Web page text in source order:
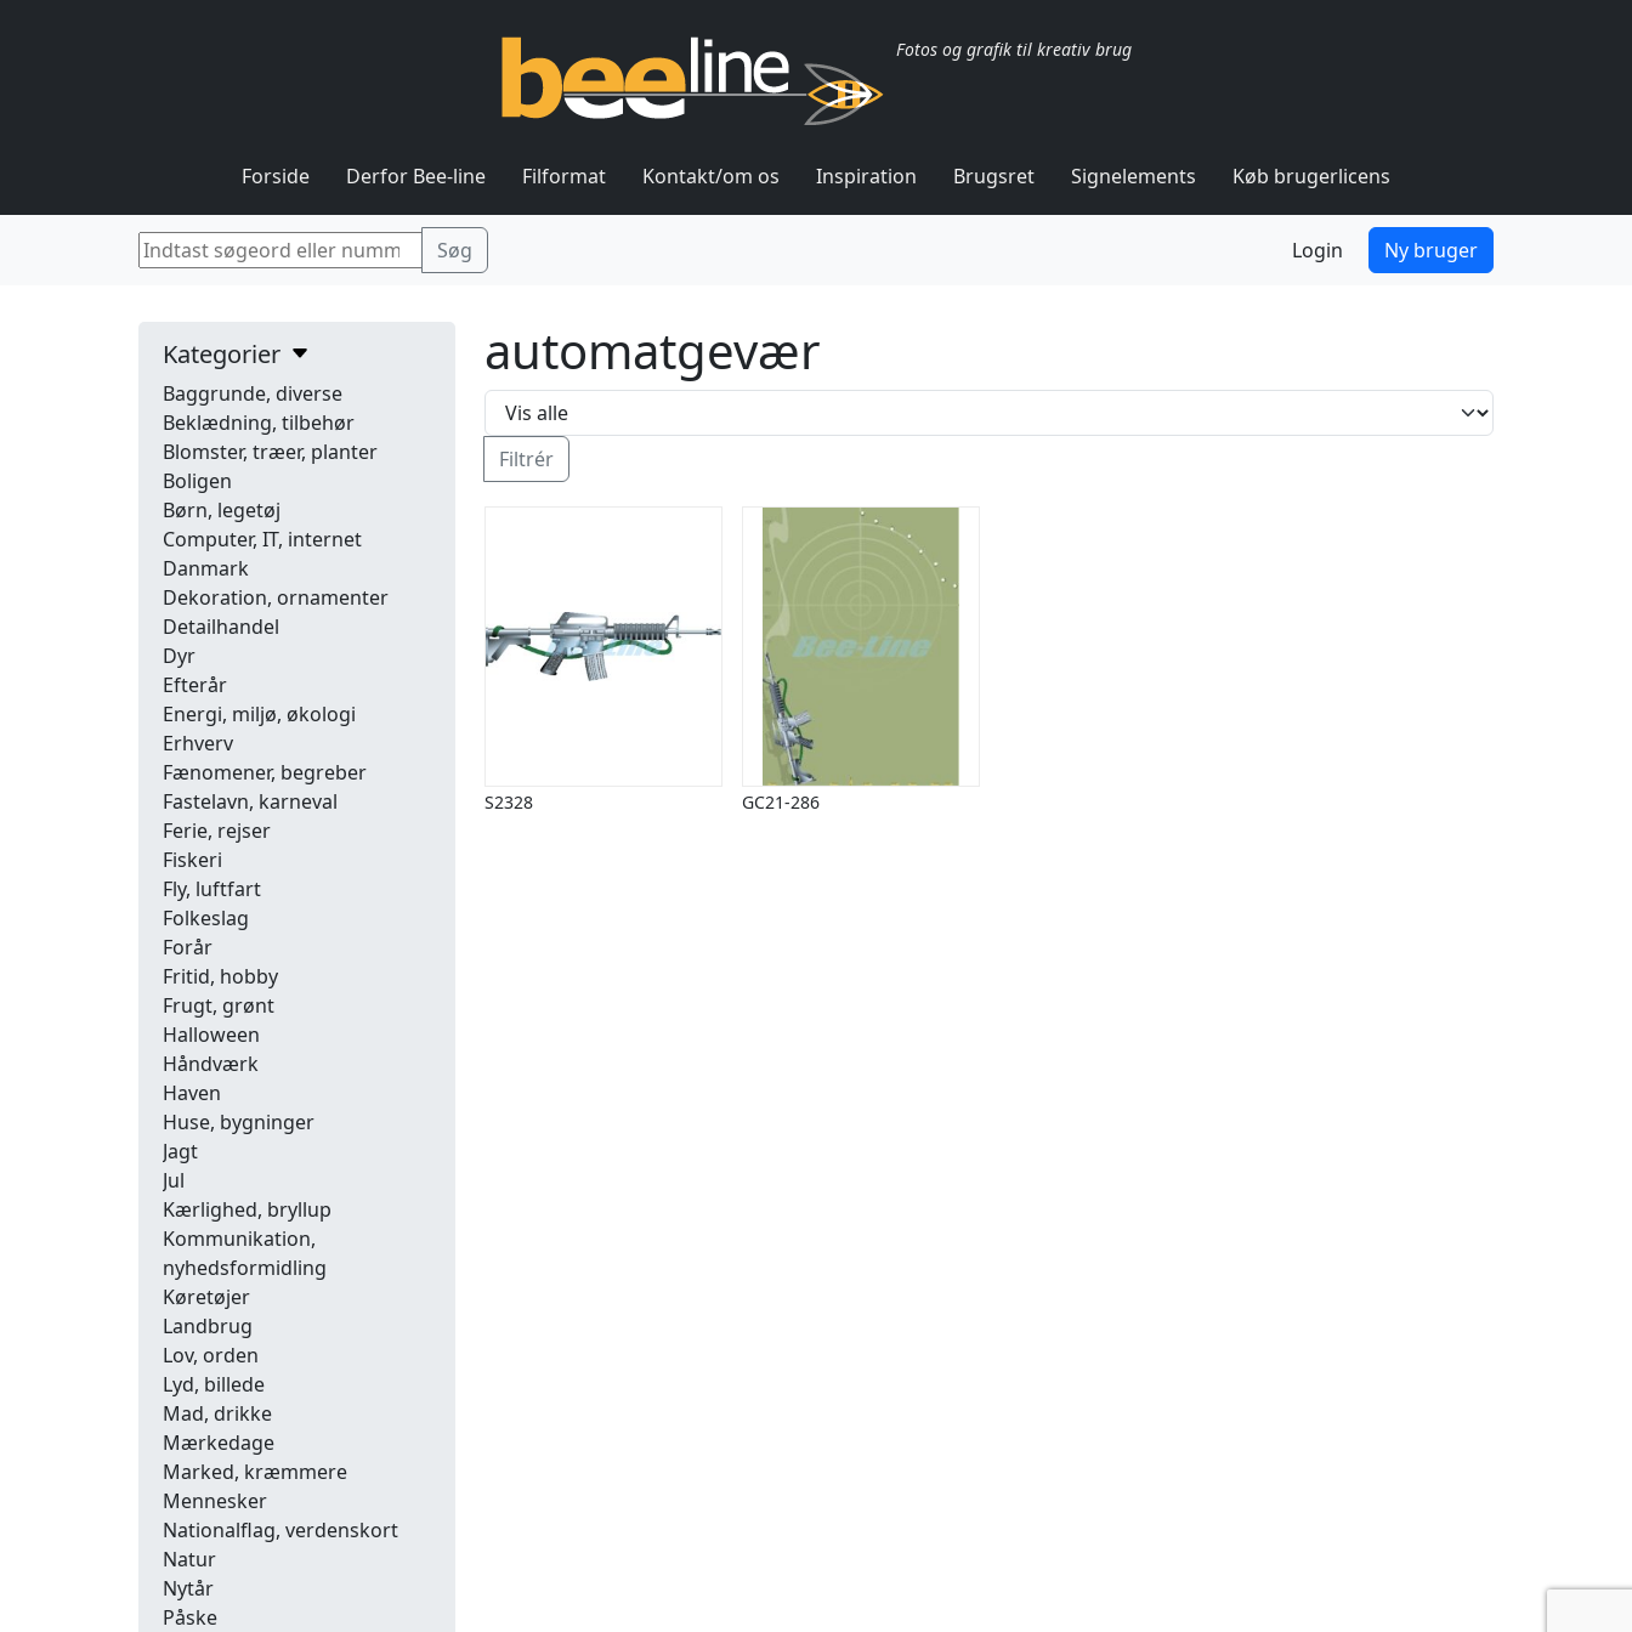
Fotos og grafik til kreativ brug
Forside Derfor Bee-line Filformat Kontakt/om os Inspiration Brugsret Signelements Køb brugerlicens
Login Ny bruger
Kategorier
Baggrunde, diverse
Beklædning, tilbehør
Blomster, træer, planter
Boligen
Børn, legetøj
Computer, IT, internet
Danmark
Dekoration, ornamenter
Detailhandel
Dyr
Efterår
Energi, miljø, økologi
Erhverv
Fænomener, begreber
Fastelavn, karneval
Ferie, rejser
Fiskeri
Fly, luftfart
Folkeslag
Forår
Fritid, hobby
Frugt, grønt
Halloween
Håndværk
Haven
Huse, bygninger
Jagt
Jul
Kærlighed, bryllup
Kommunikation,
nyhedsformidling
Køretøjer
Landbrug
Lov, orden
Lyd, billede
Mad, drikke
Mærkedage
Marked, kræmmere
Mennesker
Nationalflag, verdenskort
Natur
Nytår
Påske
automatgevær
Filtrér
S2328 GC21-286